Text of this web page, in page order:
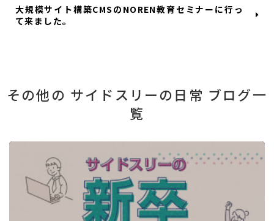
大規模サイト構築CMSのNOREN教育セミナーに行っ
て来ました。
その他の サイドスリーの日常 ブログ一
覧